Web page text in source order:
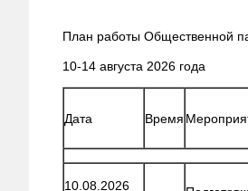
План работы Общественной
10-14 августа 2026 года
Дата Время
10.08.2026